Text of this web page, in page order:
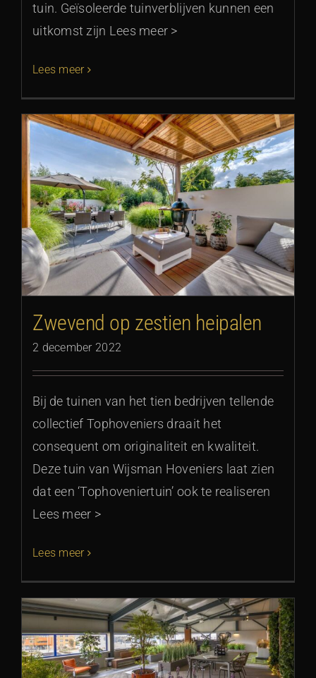
tuin. Geïsoleerde tuinverblijven kunnen een
uitkomst zijn Lees meer >
Lees meer
Zwevend op zestien heipalen
2 december 2022
Bij de tuinen van het tien bedrijven tellende
collectief Tophoveniers draait het
consequent om originaliteit en kwaliteit.
Deze tuin van Wijsman Hoveniers laat zien
dat een ‘Tophoveniertuin’ ook te realiseren
Lees meer >
Lees meer